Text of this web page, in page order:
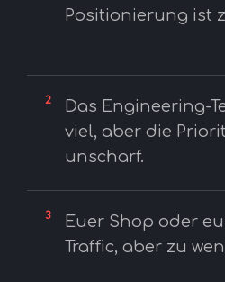
Positionierung ist
2
Das Engineering-
viel, aber die
unscharf.
3
Euer Shop oder
Traffic, aber zu